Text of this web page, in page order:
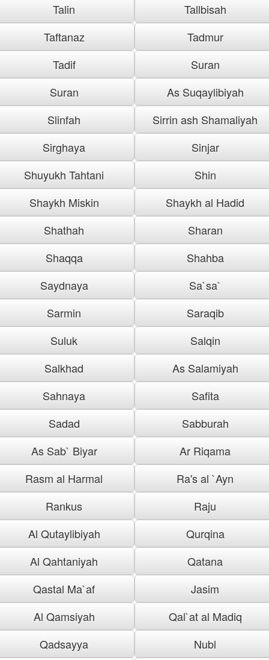
Talin
Tallbisah
Taftanaz
Tadmur
Tadif
Suran
Suran
As Suqaylibiyah
Slinfah
Sirrin ash Shamaliyah
Sirghaya
Sinjar
Shuyukh Tahtani
Shin
Shaykh Miskin
Shaykh al Hadid
Shathah
Sharan
Shaqqa
Shahba
Saydnaya
Sa`sa`
Sarmin
Saraqib
Suluk
Salqin
Salkhad
As Salamiyah
Sahnaya
Safita
Sadad
Sabburah
As Sab` Biyar
Ar Riqama
Rasm al Harmal
Ra's al `Ayn
Rankus
Raju
Al Qutaylibiyah
Qurqina
Al Qahtaniyah
Qatana
Qastal Ma`af
Jasim
Al Qamsiyah
Qal`at al Madiq
Qadsayya
Nubl